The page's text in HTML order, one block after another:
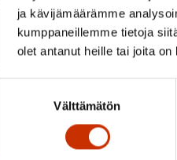
ja kävijämäärämme
kumppaneillemme tietoja
olet antanut heille tai joita
Välttämätön